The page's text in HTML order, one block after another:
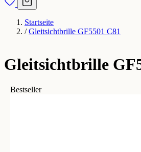
Startseite
/ Gleitsichtbrille GF5501 C81
Gleitsichtbrille
Bestseller